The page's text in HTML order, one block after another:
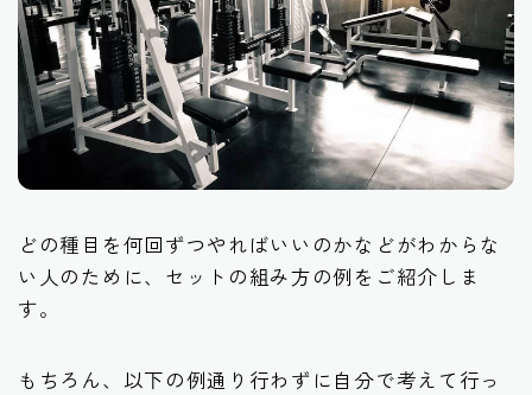
どの種目を何回ずつやればいいのかなどがわからな
い人のために、セットの組み方の例をご紹介しま
す。
もちろん、以下の例通り行わずに自分で考えて行っ